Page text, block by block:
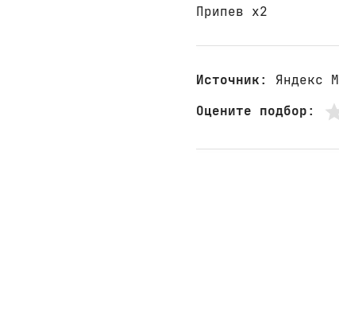
Припев x2
Источник: Яндекс
Оцените подбор: